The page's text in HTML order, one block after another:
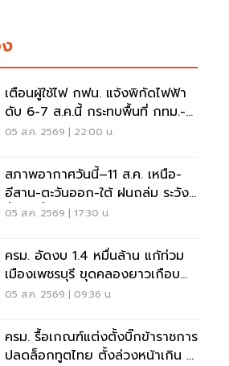
เตือนผู้ใช้ไฟ กฟน. แจ้งพิกัดไฟฟ้า
ดับ 6-7 ส.ค.นี้ กระทบพื้นที่ กทม.-
นนทบุรี-สมุทรปราการ
05 ส.ค. 2569 | 22:00 น.
สภาพอากาศวันนี้–11 ส.ค. เหนือ-
อีสาน-ตะวันออก-ใต้ ฝนถล่ม ระวัง
น้ำป่า น้ำท่วมขัง
05 ส.ค. 2569 | 17:30 น.
ครม. อัดงบ 1.4 หมื่นล้าน แก้ท่วม
เมืองเพชรบุรี ขุดคลองยาวเกือบ
40 กม.
05 ส.ค. 2569 | 09:36 น.
ครม. รื้อเกณฑ์แต่งตั้งบิ๊กข้าราชการ
ปลดล็อกทูตไทย ตั้งล่วงหน้าเกิน 2